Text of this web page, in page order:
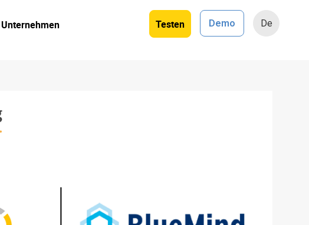
Testen Demo De
Unternehmen